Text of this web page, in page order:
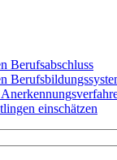
Berufsabschluss
einschätzen